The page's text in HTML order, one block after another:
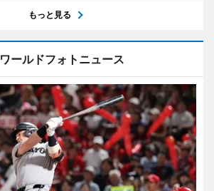
もっと見る
ワールドフォトニュース